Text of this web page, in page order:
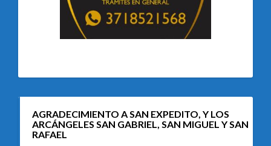
AGRADECIMIENTO A SAN EXPEDITO, Y LOS
ARCÁNGELES SAN GABRIEL, SAN MIGUEL Y SAN
RAFAEL